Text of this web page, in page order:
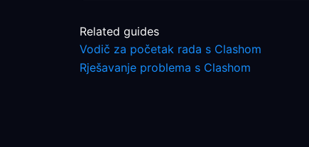
Related guides
Vodič za početak rada s Clashom
Rješavanje problema s Clashom